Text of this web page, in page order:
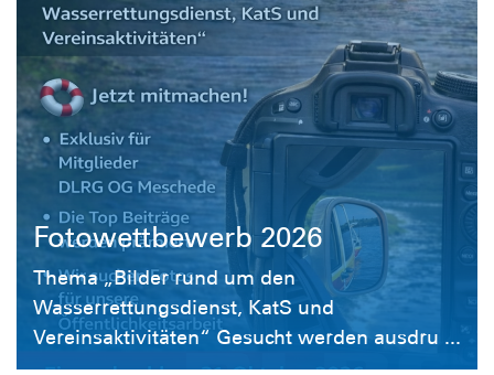
Fotowettbewerb 2026
Thema „Bilder rund um den
Wasserrettungsdienst, KatS und
Vereinsaktivitäten“ Gesucht werden ausdru ...